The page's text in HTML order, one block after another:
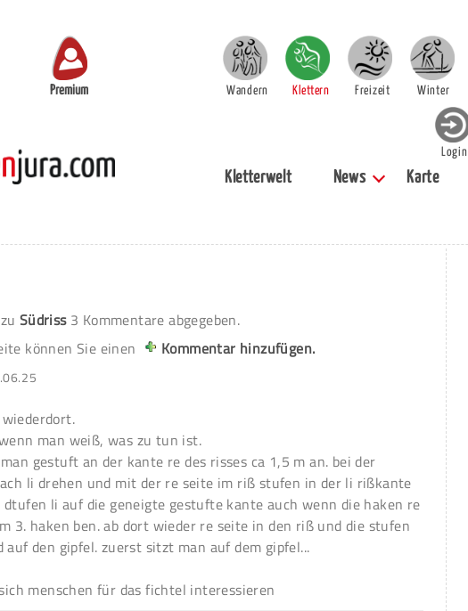
Premium Wandern Klettern Freizeit Winter
Login
Kletterwelt News Karte
Südriss3 Kommentare abgegeben.
können Sie einen
Kommentar hinzufügen.
man weiß, was zu tun ist.
gestuft an der kante re des risses ca 1,5 m an. bei der
li drehen und mit der re seite im riß stufen in der li rißkante
dtufen li auf die geneigte gestufte kante auch wenn die haken re
3. haken ben. ab dort wieder re seite in den riß und die stufen
den gipfel. zuerst sitzt man auf dem gipfel...
menschen für das fichtel interessieren